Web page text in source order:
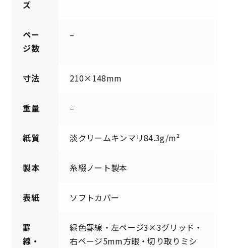
ズ
ペー
ジ数
–
寸法 210×148mm
重量 –
紙質 淡クリームキンマリ84.3g/m²
製本 糸綴ノート製本
表紙 ソフトカバー
罫
線・
緑色罫線・左ページ3×3グリッド・
右ページ5mm方眼・切り取りミシ